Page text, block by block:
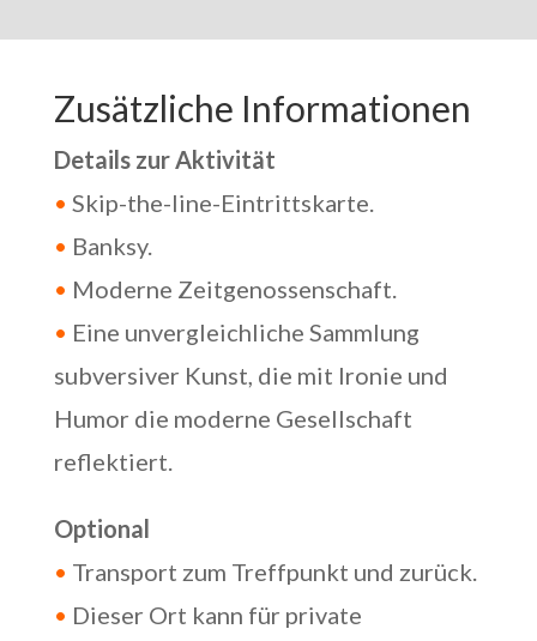
Zusätzliche Informationen
Details zur Aktivität
• Skip-the-line-Eintrittskarte.
• Banksy.
• Moderne Zeitgenossenschaft.
• Eine unvergleichliche Sammlung
subversiver Kunst, die mit Ironie und
Humor die moderne Gesellschaft
reflektiert.
Optional
• Transport zum Treffpunkt und zurück.
• Dieser Ort kann für private